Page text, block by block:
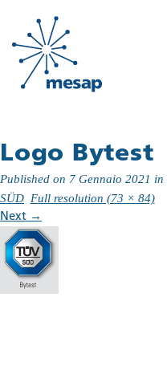
Logo Bytest
Published on 7 Gennaio 2021 in
SÜD Full resolution (73 × 84)
Next →